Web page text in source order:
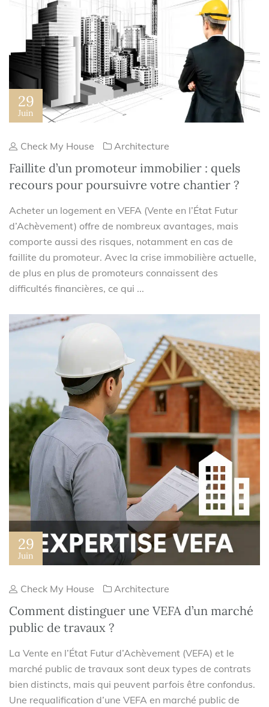
29
Juin
Check My House Architecture
Faillite d’un promoteur immobilier : quels
recours pour poursuivre votre chantier ?
Acheter un logement en VEFA (Vente en l’État Futur
d’Achèvement) offre de nombreux avantages, mais
comporte aussi des risques, notamment en cas de
faillite du promoteur. Avec la crise immobilière actuelle,
de plus en plus de promoteurs connaissent des
difficultés financières, ce qui ...
29
Juin
Check My House Architecture
Comment distinguer une VEFA d’un marché
public de travaux ?
La Vente en l’État Futur d’Achèvement (VEFA) et le
marché public de travaux sont deux types de contrats
bien distincts, mais qui peuvent parfois être confondus.
Une requalification d’une VEFA en marché public de